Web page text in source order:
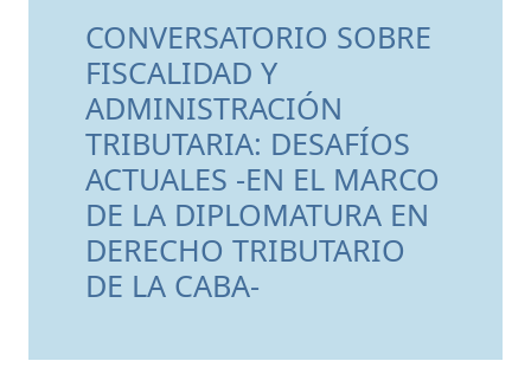
CONVERSATORIO SOBRE
FISCALIDAD Y
ADMINISTRACIÓN
TRIBUTARIA: DESAFÍOS
ACTUALES -EN EL MARCO
DE LA DIPLOMATURA EN
DERECHO TRIBUTARIO
DE LA CABA-